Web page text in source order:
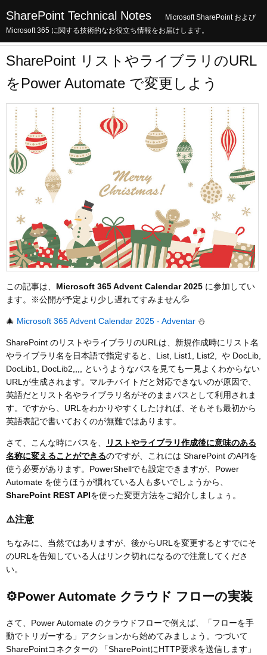
SharePoint Technical Notes
Microsoft SharePoint および
Microsoft 365 に関する技術的なお役立ち情報をお届けします。
SharePoint リストやライブラリのURL
をPower Automate で変更しよう
この記事は、 Microsoft 365 Advent Calendar 2025 に参加してい
ます。※公開が予定より少し遅れてすみません💦
🎄 Microsoft 365 Advent Calendar 2025 - Adventar ⛄
SharePoint のリストやライブラリのURLは、新規作成時にリスト名
やライブラリ名を日本語で指定すると、List, List1, List2, や DocLib,
DocLib1, DocLib2,,,, というようなパスを見ても一見よくわからない
URLが生成されます。マルチバイトだと対応できないのが原因で、
英語だとリスト名やライブラリ名がそのままパスとして利用されま
す。ですから、URLをわかりやすくしたければ、そもそも最初から
英語表記で書いておくのが無難ではあります。
さて、こんな時にパスを、
リストやライブラリ作成後に意味のある
名称に変えることができるのですが、これには SharePoint のAPIを
使う必要があります。PowerShellでも設定できますが、Power
Automate を使うほうが慣れている人も多いでしょうから、
SharePoint REST APIを使った変更方法をご紹介しましょぅ。
⚠️注意
ちなみに、当然ではありますが、後からURLを変更するとすでにそ
のURLを告知している人はリンク切れになるので注意してくださ
い。
⚙️Power Automate クラウド フローの実装
さて、Power Automate のクラウドフローで例えば、「フローを手
動でトリガーする」アクションから始めてみましょう。つづいて
SharePointコネクターの 「SharePointにHTTP要求を送信します」